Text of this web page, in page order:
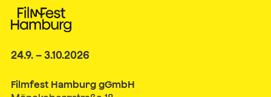
24.9. – 3.10.2026
Filmfest Hamburg gGmbH